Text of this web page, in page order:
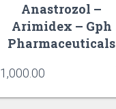
Anastrozol –
Arimidex – Gph
Pharmaceuticals
1,000.00